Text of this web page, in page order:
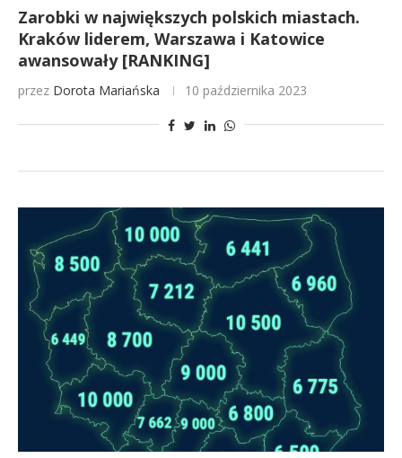
Zarobki w największych polskich miastach.
Kraków liderem, Warszawa i Katowice
awansowały [RANKING]
przez Dorota Mariańska 10 października 2023